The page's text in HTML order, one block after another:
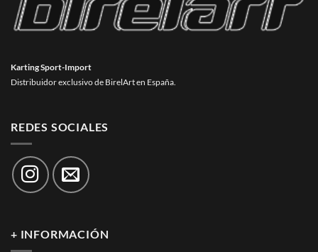
Karting Sport-Import
Distribuidor exclusivo de BirelArt en España.
REDES SOCIALES
+ INFORMACIÓN